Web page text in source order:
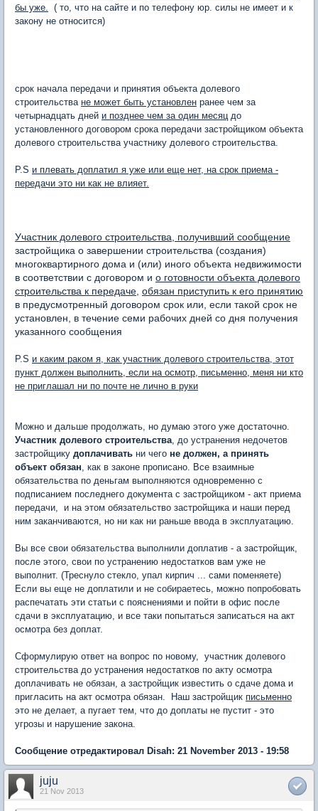
бы уже.
( то, что на сайте и по телефону юр. силы не имеет и к
закону не относится)
срок начала передачи и принятия объекта долевого
строительства не может быть установлен ранее чем за
четырнадцать дней и позднее чем за один месяц до
установленного договором срока передачи застройщиком объекта
долевого строительства участнику долевого строительства.
P.S и плевать доплатил я уже или еще нет, на срок приема -
передачи это ни как не влияет.
Участник долевого строительства, получивший сообщение
застройщика о завершении строительства (создания)
многоквартирного дома и (или) иного объекта недвижимости
в соответствии с договором и о готовности объекта долевого
строительства к передаче обязан приступить к его принятию
в предусмотренный договором срок или, если такой срок не
установлен, в течение семи рабочих дней со дня получения
указанного сообщения
P.S и каким раком я, как участник долевого строительства, этот
пункт должен выполнить, если на осмотр, письменно, меня ни кто
не приглашал ни по почте не лично в руки
Можно и дальше продолжать, но думаю этого уже достаточно.
Участник долевого строительства , до устранения недочетов
застройщику доплачивать ни чего не должен, а принять
объект обязан , как в законе прописано. Все взаимные
обязательства по деньгам выполняются одновременно с
подписанием последнего документа с застройщиком - акт приема
передачи, и на этом обязательство застройщика и наши перед
ним заканчиваются, но ни как ни раньше ввода в эксплуатацию.
Вы все свои обязательства выполнили доплатив - а застройщик,
после этого, свои по устранению недостатков вам уже не
выполнит. (Треснуло стекло, упал кирпич ... сами поменяете)
Если вы еще не доплатили и не собираетесь, можно попробовать
распечатать эти статьи с пояснениями и пойти в офис после
сдачи в эксплуатацию, и все таки попытаться записаться на акт
осмотра без доплат.
Сформулирую ответ на вопрос по новому, участник долевого
строительства до устранения недостатков по акту осмотра
доплачивать не обязан, а застройщик известить о сдаче дома и
пригласить на акт осмотра обязан. Наш застройщик письменно
это не делает, а пугает тем, что до доплаты не пустит - это
угрозы и нарушение закона.
Сообщение отредактировал Disah: 21 November 2013 - 19:58
juju
21 Nov 2013